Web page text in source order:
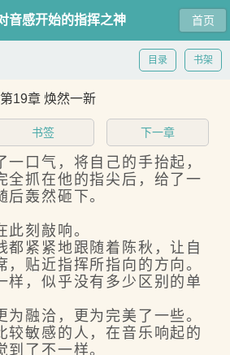
首页
音感开始的指挥之神
书架
目录
第19章 焕然一新
书签 下一章
口气，将自己的手抬起，
全抓在他的指尖后，给了一
后轰然砸下。
刻敲响。
紧紧地跟随着陈秋，让自
，贴近指挥所指向的方向。
，似乎没有多少区别的单
融洽，更为完美了一些。
敏感的人，在音乐响起的
到了不一样。